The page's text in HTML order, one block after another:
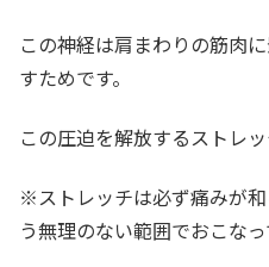
この神経は肩まわりの筋肉
すためです。
この圧迫を解放するストレッ
※ストレッチは必ず痛みが
う無理のない範囲でおこなっ